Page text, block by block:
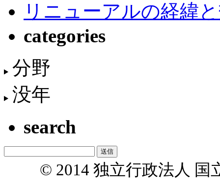
リニューアルの経緯
categories
分野
没年
search
© 2014 独立行政法人 国